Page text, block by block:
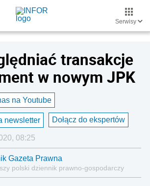
Serwisy
transakcje
w nowym JPK
na Youtube
newsletter Dołącz do ekspertów
08:25
Gazeta Prawna
polski dziennik prawno-gospodarczy